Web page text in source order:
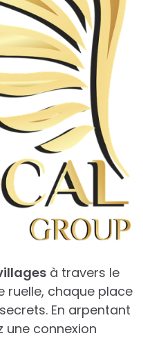
à travers le
ruelle, chaque place
En arpentant
une connexion